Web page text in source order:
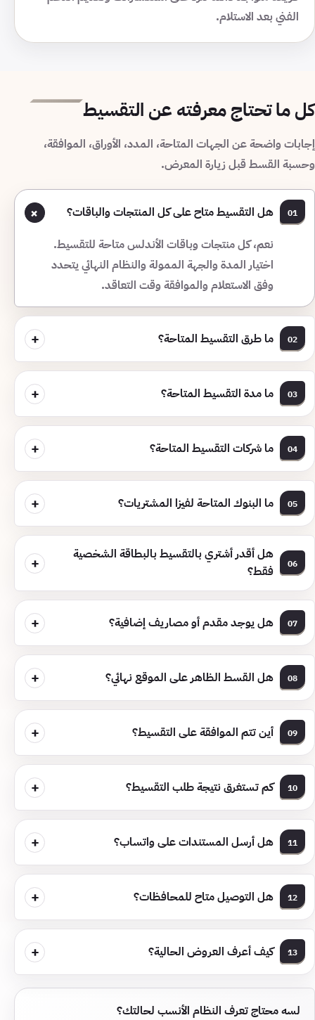
الفني بعد الاستلام.
كل ما تحتاج معرفته عن التقسيط
إجابات واضحة عن الجهات المتاحة، المدد، الأوراق، الموافقة،
وحسبة القسط قبل زيارة المعرض.
01 هل التقسيط متاح على كل المنتجات والباقات؟ +
نعم، كل منتجات وباقات الأندلس متاحة للتقسيط.
اختيار المدة والجهة الممولة والنظام النهائي يتحدد
وفق الاستعلام والموافقة وقت التعاقد.
02 ما طرق التقسيط المتاحة؟ +
03 ما مدة التقسيط المتاحة؟ +
04 ما شركات التقسيط المتاحة؟ +
05 ما البنوك المتاحة لفيزا المشتريات؟ +
06
هل أقدر أشتري بالتقسيط بالبطاقة الشخصية
فقط؟
+
07 هل يوجد مقدم أو مصاريف إضافية؟ +
08 هل القسط الظاهر على الموقع نهائي؟ +
09 أين تتم الموافقة على التقسيط؟ +
10 كم تستغرق نتيجة طلب التقسيط؟ +
11 هل أرسل المستندات على واتساب؟ +
12 هل التوصيل متاح للمحافظات؟ +
13 كيف أعرف العروض الحالية؟ +
لسه محتاج تعرف النظام الأنسب لحالتك؟